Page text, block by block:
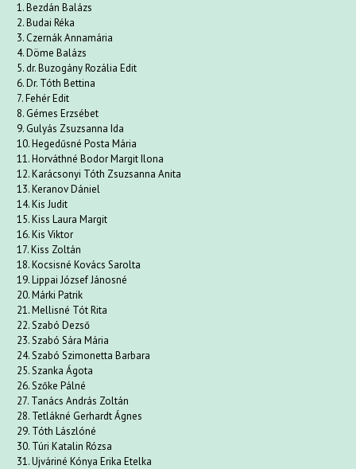
1. Bezdán Balázs
2. Budai Réka
3. Czernák Annamária
4. Döme Balázs
5. dr. Buzogány Rozália Edit
6. Dr. Tóth Bettina
7. Fehér Edit
8. Gémes Erzsébet
9. Gulyás Zsuzsanna Ida
10. Hegedűsné Posta Mária
11. Horváthné Bodor Margit Ilona
12. Karácsonyi Tóth Zsuzsanna Anita
13. Keranov Dániel
14. Kis Judit
15. Kiss Laura Margit
16. Kis Viktor
17. Kiss Zoltán
18. Kocsisné Kovács Sarolta
19. Lippai József Jánosné
20. Márki Patrik
21. Mellisné Tót Rita
22. Szabó Dezső
23. Szabó Sára Mária
24. Szabó Szimonetta Barbara
25. Szanka Ágota
26. Szőke Pálné
27. Tanács András Zoltán
28. Tetlákné Gerhardt Ágnes
29. Tóth Lászlóné
30. Túri Katalin Rózsa
31. Ujváriné Kónya Erika Etelka